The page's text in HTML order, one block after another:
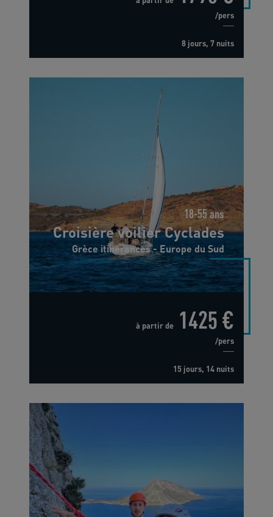
/pers
8 jours, 7 nuits
18-55 ans
Croisière voilier Cyclades
Grèce itinérances - Europe du Sud
à partir de 1425 €
/pers
15 jours, 14 nuits